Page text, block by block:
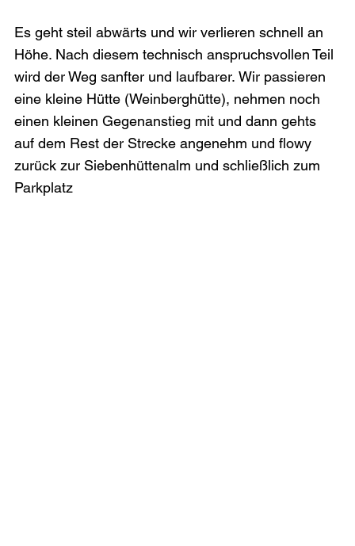
Es geht steil abwärts und wir verlieren schnell an
Höhe. Nach diesem technisch anspruchsvollen Teil
wird der Weg sanfter und laufbarer. Wir passieren
eine kleine Hütte (Weinberghütte), nehmen noch
einen kleinen Gegenanstieg mit und dann gehts
auf dem Rest der Strecke angenehm und flowy
zurück zur Siebenhüttenalm und schließlich zum
Parkplatz